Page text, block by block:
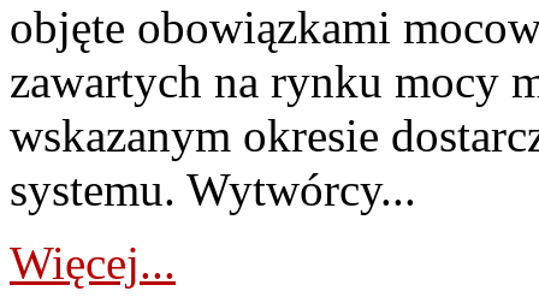
objęte obowiązkami
zawartych na rynku mocy
wskazanym okresie
systemu. Wytwórcy...
Więcej...